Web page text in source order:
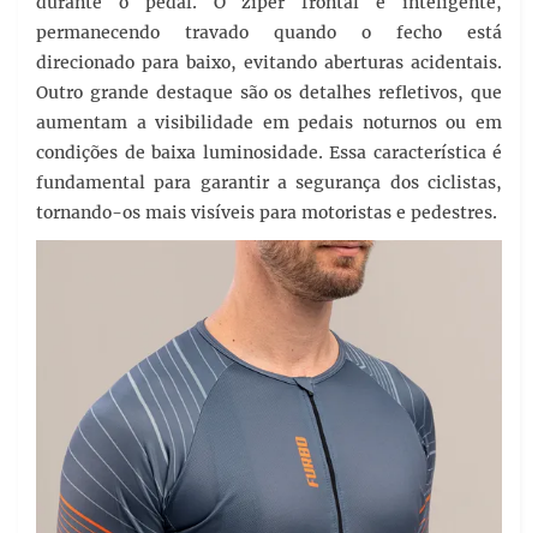
permanecendo travado quando o fecho está
direcionado para baixo, evitando aberturas acidentais.
Outro grande destaque são os detalhes refletivos, que
aumentam a visibilidade em pedais noturnos ou em
condições de baixa luminosidade. Essa característica é
fundamental para garantir a segurança dos ciclistas,
tornando-os mais visíveis para motoristas e pedestres.